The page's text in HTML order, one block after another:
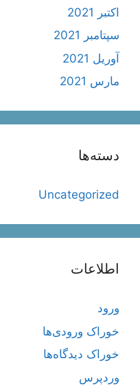
اکتبر 2021
سپتامبر 2021
آوریل 2021
مارس 2021
دسته‌ها
Uncategorized
اطلاعات
ورود
خوراک ورودی‌ها
خوراک دیدگاه‌ها
وردپرس